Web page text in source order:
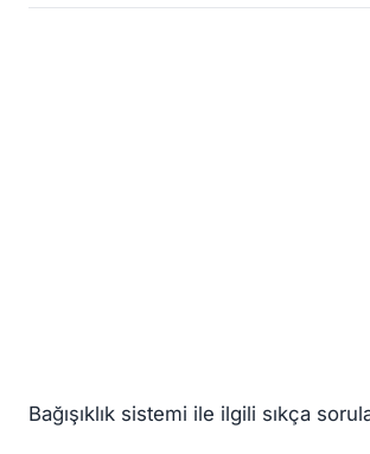
Bağışıklık sistemi ile ilgili sıkça